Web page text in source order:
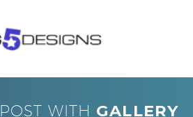
POST WITH GALLERY